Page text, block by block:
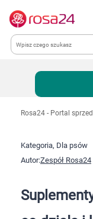
Kategorie
Chemia
Dla zwierząt
Zdrowie
Rosa24 - Portal
Kategoria, Dla psów
Autor:Zespół Rosa24